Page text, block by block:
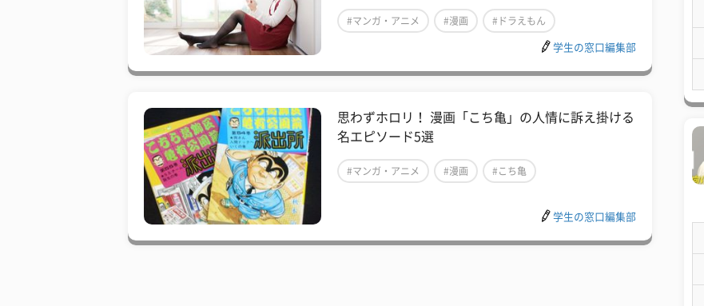
#マンガ・アニメ #漫画 #ドラえもん
学生の窓口編集部
思わずホロリ！ 漫画「こち亀」の人情に訴え掛ける
名エピソード5選
#マンガ・アニメ #漫画 #こち亀
学生の窓口編集部